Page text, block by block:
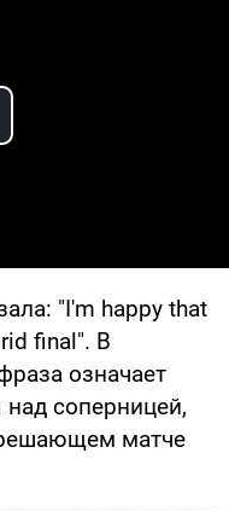
Video
"I'm happy that
final". В
означает
соперницей,
решающем матче